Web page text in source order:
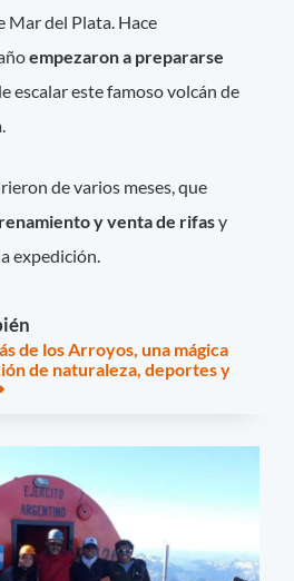
Mar del Plata. Hace
empezaron a prepararse
escalar este famoso volcán de
de varios meses, que
y venta de rifasy
expedición.
de los Arroyos, una mágica
de naturaleza, deportes y